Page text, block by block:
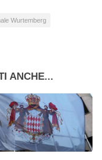
Wurtemberg
ANCHE...